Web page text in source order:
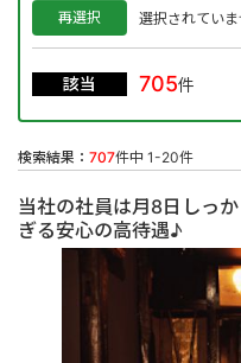
再選択
選択されていま
該当 705件
検索結果： 707件中 1-20件
当社の社員は月8日しっ
ぎる安心の高待遇♪